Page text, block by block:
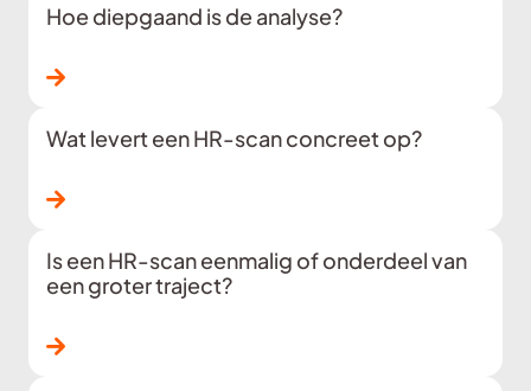
Hoe diepgaand is de analyse?
Lees verder
Wat levert een HR-scan concreet op?
Lees verder
Is een HR-scan eenmalig of onderdeel van
een groter traject?
Lees verder